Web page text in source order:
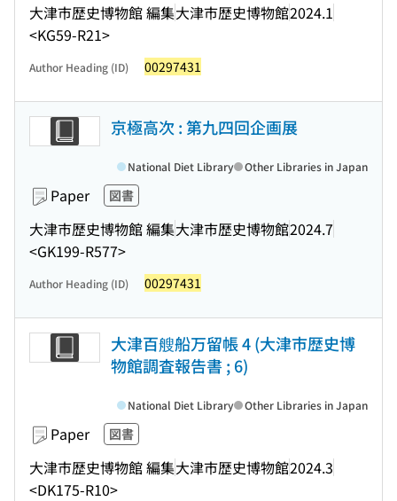
大津市歴史博物館 編集大津市歴史博物館2024.1
<KG59-R21>
Author Heading (ID) 00297431
京極高次 : 第九四回企画展
Paper 図書
大津市歴史博物館 編集大津市歴史博物館2024.7
<GK199-R577>
National Diet Library Other Libraries in Japan
Author Heading (ID) 00297431
大津百艘船万留帳 4 (大津市歴史博
物館調査報告書 ; 6)
Paper 図書
大津市歴史博物館 編集大津市歴史博物館2024.3
<DK175-R10>
National Diet Library Other Libraries in Japan